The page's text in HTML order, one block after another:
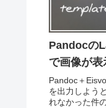
Pandocの
で画像が表
Pandoc＋
を出力しよう
れなかった件